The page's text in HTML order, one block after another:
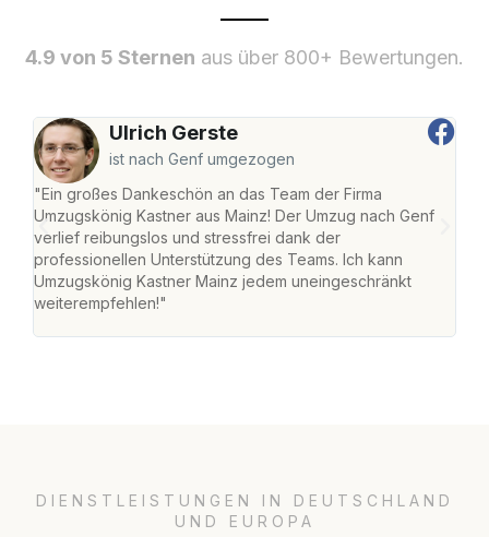
4.9 von 5 Sternen aus über 800+ Bewertungen.
Ulrich Gerste
ist nach Genf umgezogen
"Ein großes Dankeschön an das Team der Firma
Umzugskönig Kastner aus Mainz! Der Umzug nach Genf
verlief reibungslos und stressfrei dank der
professionellen Unterstützung des Teams. Ich kann
Umzugskönig Kastner Mainz jedem uneingeschränkt
weiterempfehlen!"
DIENSTLEISTUNGEN IN DEUTSCHLAND
UND EUROPA